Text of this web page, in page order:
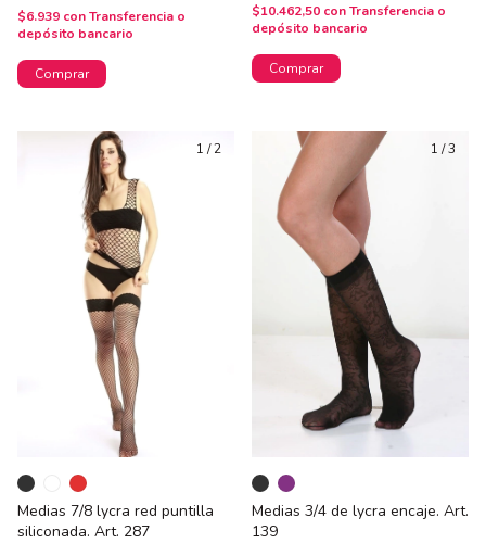
$6.939 conTransferencia o
depósito bancario
Comprar
$10.462,50 conTransferencia o
depósito bancario
Comprar
1 /2
Medias 7/8 lycra red puntilla
siliconada. Art. 287
1 /3
Medias 3/4 de lycra encaje. Art.
139